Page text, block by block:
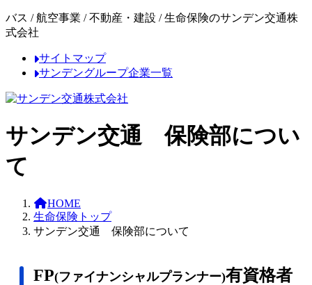
コ
ン
へ
ス
ッ
プ
ナ
ビ
ョ
ン
移
動
バス / 航空事業 / 不動産・建設 / 生命保険のサンデン交通株
式会社
サイトマップ
サンデングループ企業一覧
サンデン交通 保険部につい
て
HOME
生命保険トップ
サンデン交通 保険部について
FP(ファイナンシャルプランナー)有資格者